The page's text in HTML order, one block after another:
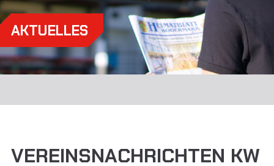
AKTUELLES
VEREINSNACHRICHTEN KW